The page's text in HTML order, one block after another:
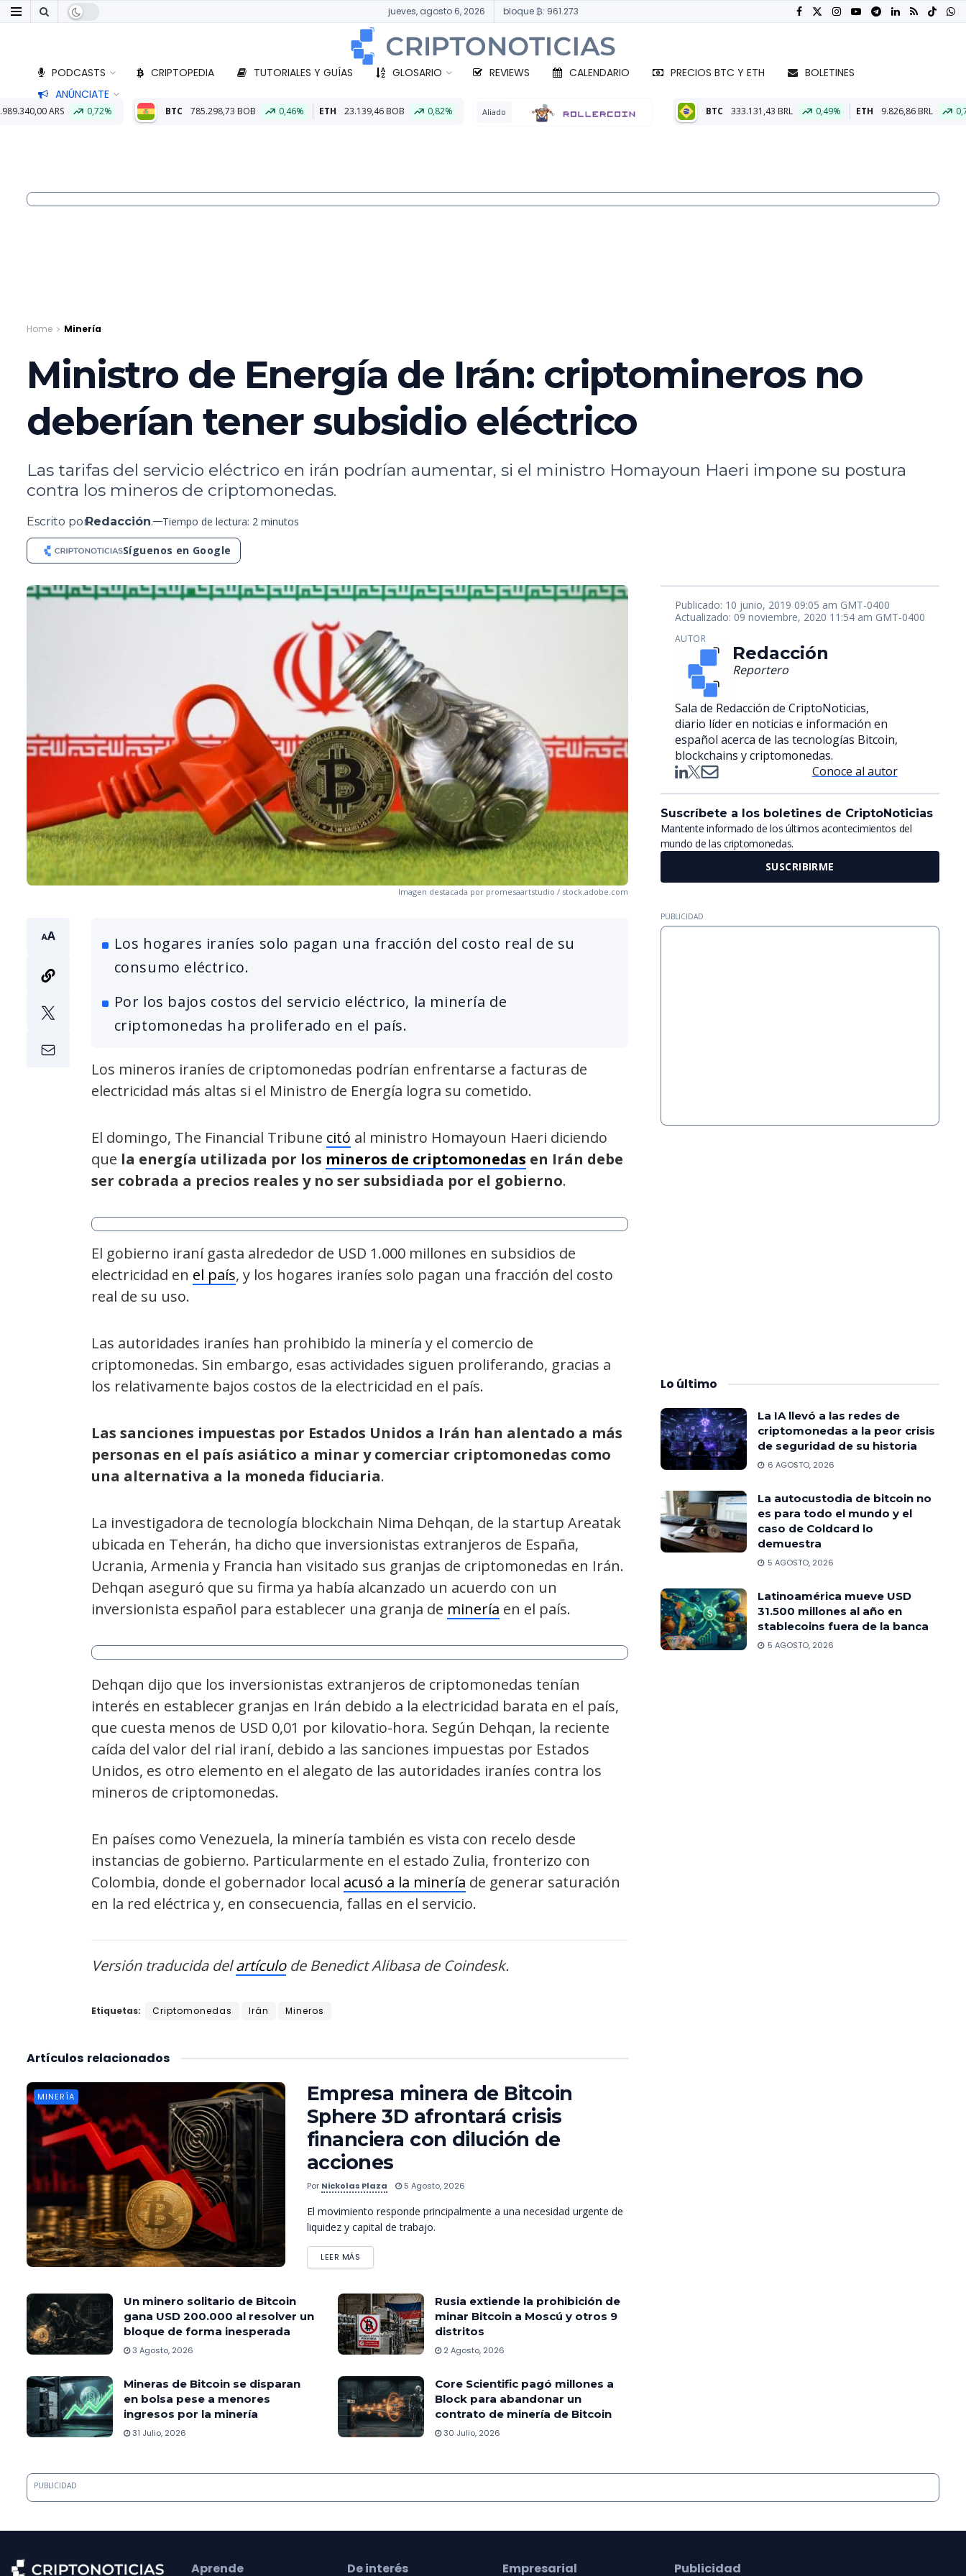
jueves, agosto 6, 2026 bloque ₿: 961.273
PODCASTS CRIPTOPEDIA TUTORIALES Y GUÍAS GLOSARIO REVIEWS CALENDARIO PRECIOS BTC Y ETH
BOLETINES
ANÚNCIATE
0,72% BTC 785.298,73 BOB 0,46% ETH 23.139,46 BOB 0,82% Aliado BTC 333.131,43 BRL 0,49% ETH 9.826,86 BRL 0,76%
Home Minería
Ministro de Energía de Irán: criptomineros no
deberían tener subsidio eléctrico
Las tarifas del servicio eléctrico en irán podrían aumentar, si el ministro Homayoun Haeri impone su postura
contra los mineros de criptomonedas.
Escrito porRedacción. Tiempo de lectura: 2 minutos
Síguenos en Google
Imagen destacada por promesaartstudio / stock.adobe.com
Los hogares iraníes solo pagan una fracción del costo real de su
consumo eléctrico.
Por los bajos costos del servicio eléctrico, la minería de
criptomonedas ha proliferado en el país.
Los mineros iraníes de criptomonedas podrían enfrentarse a facturas de
electricidad más altas si el Ministro de Energía logra su cometido.
El domingo, The Financial Tribune citó al ministro Homayoun Haeri diciendo
que la energía utilizada por los mineros de criptomonedas en Irán debe
ser cobrada a precios reales y no ser subsidiada por el gobierno.
El gobierno iraní gasta alrededor de USD 1.000 millones en subsidios de
electricidad en el país, y los hogares iraníes solo pagan una fracción del costo
real de su uso.
Las autoridades iraníes han prohibido la minería y el comercio de
criptomonedas. Sin embargo, esas actividades siguen proliferando, gracias a
los relativamente bajos costos de la electricidad en el país.
Las sanciones impuestas por Estados Unidos a Irán han alentado a más
personas en el país asiático a minar y comerciar criptomonedas como
una alternativa a la moneda fiduciaria.
La investigadora de tecnología blockchain Nima Dehqan, de la startup Areatak
ubicada en Teherán, ha dicho que inversionistas extranjeros de España,
Ucrania, Armenia y Francia han visitado sus granjas de criptomonedas en Irán.
Dehqan aseguró que su firma ya había alcanzado un acuerdo con un
inversionista español para establecer una granja de minería en el país.
Dehqan dijo que los inversionistas extranjeros de criptomonedas tenían
interés en establecer granjas en Irán debido a la electricidad barata en el país,
que cuesta menos de USD 0,01 por kilovatio-hora. Según Dehqan, la reciente
caída del valor del rial iraní, debido a las sanciones impuestas por Estados
Unidos, es otro elemento en el alegato de las autoridades iraníes contra los
mineros de criptomonedas.
En países como Venezuela, la minería también es vista con recelo desde
instancias de gobierno. Particularmente en el estado Zulia, fronterizo con
Colombia, donde el gobernador local acusó a la minería de generar saturación
en la red eléctrica y, en consecuencia, fallas en el servicio.
Versión traducida delartículode Benedict Alibasa de Coindesk.
Etiquetas: Criptomonedas Irán Mineros
relacionados
Artículos
MINERÍA
Empresa minera de Bitcoin
Sphere 3D afrontará crisis
financiera con dilución de
acciones
Por Nickolas Plaza 5 Agosto, 2026
El movimiento responde principalmente a una necesidad urgente de
liquidez y capital de trabajo.
LEER MÁS
Un minero solitario de Bitcoin
gana USD 200.000 al resolver un
bloque de forma inesperada
3 Agosto, 2026
Rusia extiende la prohibición de
minar Bitcoin a Moscú y otros 9
distritos
2 Agosto, 2026
Mineras de Bitcoin se disparan
en bolsa pese a menores
ingresos por la minería
31 Julio, 2026
Core Scientific pagó millones a
Block para abandonar un
contrato de minería de Bitcoin
30 Julio, 2026
Publicado: 10 junio, 2019 09:05 am GMT-0400
Actualizado: 09 noviembre, 2020 11:54 am GMT-0400
AUTOR
Redacción
Reportero
Sala de Redacción de CriptoNoticias,
diario líder en noticias e información en
español acerca de las tecnologías Bitcoin,
blockchains y criptomonedas.
Conoce al autor
Suscríbete a los boletines de CriptoNoticias
Mantente informado de los últimos acontecimientos del
mundo de las criptomonedas.
SUSCRIBIRME
PUBLICIDAD
Lo último
La IA llevó a las redes de
criptomonedas a la peor crisis
de seguridad de su historia
6 AGOSTO, 2026
La autocustodia de bitcoin no
es para todo el mundo y el
caso de Coldcard lo
demuestra
5 AGOSTO, 2026
Latinoamérica mueve USD
31.500 millones al año en
stablecoins fuera de la banca
5 AGOSTO, 2026
PUBLICIDAD
Aprende De interés Empresarial Publicidad